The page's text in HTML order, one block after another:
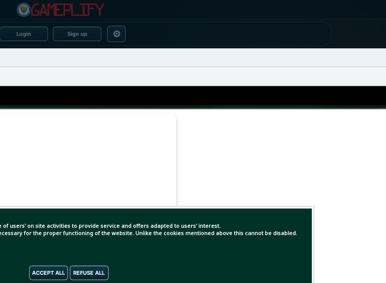
Login Sign up ⚙
users' on site activities to provide service and offers adapted to users' interest.
for the proper functioning of the website. Unlike the cookies mentioned above this cannot be disabled.
ACCEPT ALL REFUSE ALL